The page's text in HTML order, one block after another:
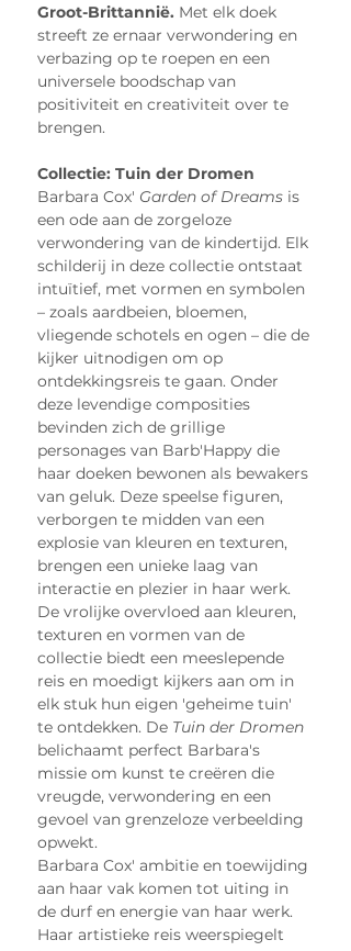
Groot-Brittannië. Met elk doek
streeft ze ernaar verwondering en
verbazing op te roepen en een
universele boodschap van
positiviteit en creativiteit over te
brengen.
Collectie: Tuin der Dromen
Barbara Cox' Garden of Dreams is
een ode aan de zorgeloze
verwondering van de kindertijd. Elk
schilderij in deze collectie ontstaat
intuïtief, met vormen en symbolen
– zoals aardbeien, bloemen,
vliegende schotels en ogen – die de
kijker uitnodigen om op
ontdekkingsreis te gaan. Onder
deze levendige composities
bevinden zich de grillige
personages van Barb'Happy die
haar doeken bewonen als bewakers
van geluk. Deze speelse figuren,
verborgen te midden van een
explosie van kleuren en texturen,
brengen een unieke laag van
interactie en plezier in haar werk.
De vrolijke overvloed aan kleuren,
texturen en vormen van de
collectie biedt een meeslepende
reis en moedigt kijkers aan om in
elk stuk hun eigen 'geheime tuin'
te ontdekken. De Tuin der Dromen
belichaamt perfect Barbara's
missie om kunst te creëren die
vreugde, verwondering en een
gevoel van grenzeloze verbeelding
opwekt.
Barbara Cox' ambitie en toewijding
aan haar vak komen tot uiting in
de durf en energie van haar werk.
Haar artistieke reis weerspiegelt